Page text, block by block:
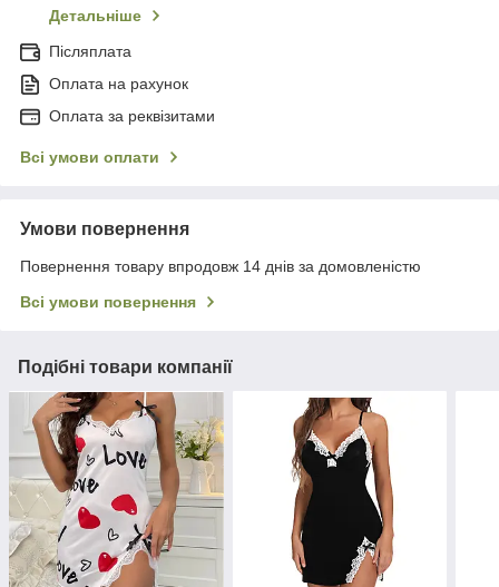
Детальніше
Післяплата
Оплата на рахунок
Оплата за реквізитами
Всі умови оплати
Умови повернення
Повернення товару впродовж 14 днів за домовленістю
Всі умови повернення
Подібні товари компанії